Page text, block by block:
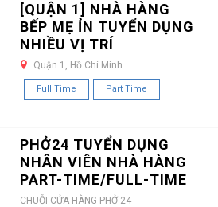
[QUẬN 1] NHÀ HÀNG
BẾP MẸ ỈN TUYỂN DỤNG
NHIỀU VỊ TRÍ
Quận 1, Hồ Chí Minh
Full Time Part Time
PHỞ24 TUYỂN DỤNG
NHÂN VIÊN NHÀ HÀNG
PART-TIME/FULL-TIME
CHUỖI CỬA HÀNG PHỞ 24